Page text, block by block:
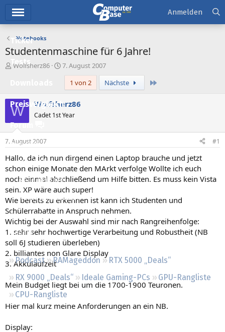
Ticker
Tests
Preisvergleich
Forum
Aktuelles
Empfohlene Inhalte
Neue Beiträge
Neueste Aktivitäten
Leserartikel
Regeln
Podcast RAMageddon
RTX 5000 „Deals“
RX 9000 „Deals“
Ideale Gaming-PCs
GPU-Rangliste
CPU-Rangliste
Anmelden
Notebooks
Studentenmaschine für 6 Jahre!
E
e
l
e
r
Wolfsherz86
E
e
m
7. August 2007
1 von 2
Nächste
W Wolfsherz86
Cadet 1st Year
7. August 2007 #1
Hallo, da ich nun dirgend einen Laptop brauche und jetzt
schon einige Monate den MArkt verfolge Wollte ich euch
noch einmal abschließend um Hilfe bitten. Es muss kein Vista
sein. XP wäre auch super!
Wie bereits zu erkennen ist kann ich Studenten und
Schülerrabatte in Anspruch nehmen.
Wichtig bei der Auswahl sind mir nach Rangreihenfolge:
1. sehr sehr hochwertige Verarbeitung und Robustheit (NB
soll 6J studieren überleben)
2. billiantes non Glare Display
3. Akkulaufzeit
Mein Budget liegt bei um die 1700-1900 Teuronen.
Hier mal kurz meine Anforderungen an ein NB.
Display: